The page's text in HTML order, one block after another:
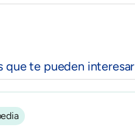
que te pueden interesar